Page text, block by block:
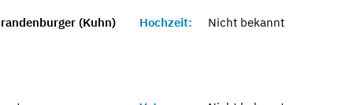
(Kuhn) Hochzeit: Nicht bekannt